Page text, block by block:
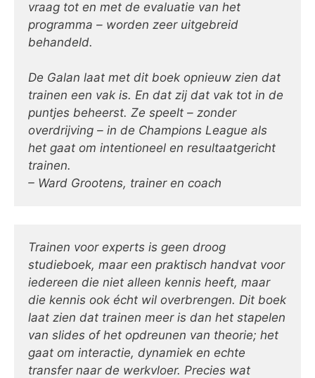
vraag tot en met de evaluatie van het
programma – worden zeer uitgebreid
behandeld.
De Galan laat met dit boek opnieuw zien dat
trainen een vak is. En dat zij dat vak tot in de
puntjes beheerst. Ze speelt – zonder
overdrijving – in de Champions League als
het gaat om intentioneel en resultaatgericht
trainen.
– Ward Grootens, trainer en coach
Trainen voor experts is geen droog
studieboek, maar een praktisch handvat voor
iedereen die niet alleen kennis heeft, maar
die kennis ook écht wil overbrengen. Dit boek
laat zien dat trainen meer is dan het stapelen
van slides of het opdreunen van theorie; het
gaat om interactie, dynamiek en echte
transfer naar de werkvloer. Precies wat